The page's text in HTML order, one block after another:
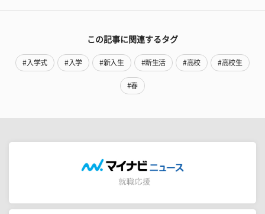
この記事に関連するタグ
#入学式 #入学 #新入生 #新生活 #高校 #高校生
#春